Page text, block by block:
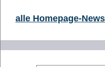
alle Homepage-